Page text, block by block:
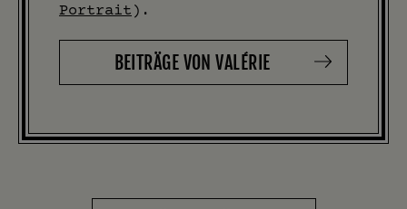
Portrait ).
BEITRÄGE VON VALÉRIE